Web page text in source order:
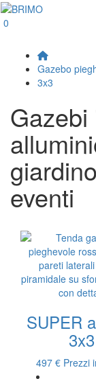
0
Gazebo
3x3
eventi
SUPER
3x3
497 € Prezzi